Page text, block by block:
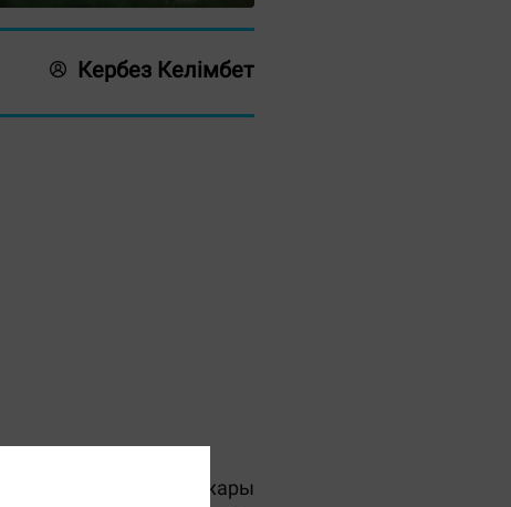
Кербез Келімбет
пе? Мен ақынның жары